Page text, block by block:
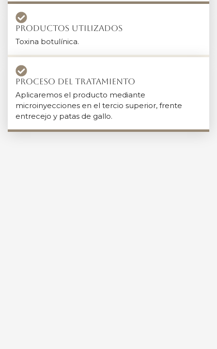
Productos Utilizados
Toxina botulínica.
Proceso del tratamiento
Aplicaremos el producto mediante
microinyecciones en el tercio superior, frente
entrecejo y patas de gallo.